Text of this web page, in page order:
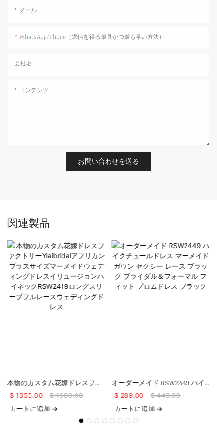
メール
WhatsApp/Phone（返信を得る最良かつ最も早い方法）
会社名
コンテンツ
お問い合わせを送る
関連製品
本物のカスタム花嫁ドレスファ
クトリーYiaibridalアフリカンプ
ングドレスイリュージョンハイ
ネックRSW2419ロングスリーブ
$ 1355.00 $1580.00
カートに追加 ➔
オーダーメイド RSW2449 ハイ
クチュールドレス マーメイドガ
ブライダル＆フォーマル フィッ
ト プロムドレス ブラック
$ 289.00 $449.00
カートに追加 ➔